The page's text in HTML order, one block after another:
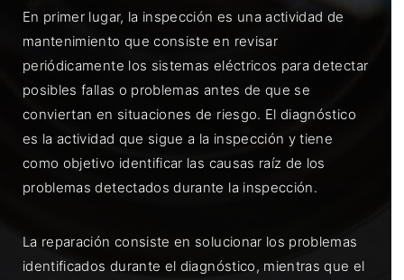
En primer lugar, la inspección es una actividad de
mantenimiento que consiste en revisar
periódicamente los sistemas eléctricos para detectar
posibles fallas o problemas antes de que se
conviertan en situaciones de riesgo. El diagnóstico
es la actividad que sigue a la inspección y tiene
como objetivo identificar las causas raíz de los
problemas detectados durante la inspección.
La reparación consiste en solucionar los problemas
identificados durante el diagnóstico, mientras que el